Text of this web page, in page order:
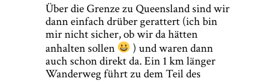
Über die Grenze zu Queensland sind wir
dann einfach drüber gerattert (ich bin
mir nicht sicher, ob wir da hätten
anhalten sollen
) und waren dann
auch schon direkt da. Ein 1 km länger
Wanderweg führt zu dem Teil des